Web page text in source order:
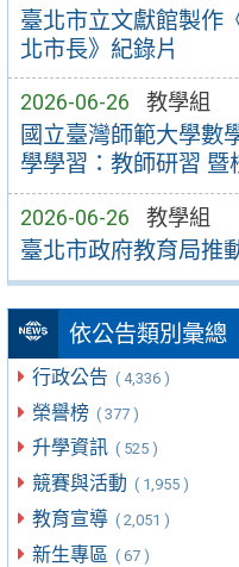
臺北市立文獻館製作
北市長》紀錄片
2026-06-26 教學組
國立臺灣師範大學數
學學習：教師研習 暨
2026-06-26 教學組
臺北市政府教育局推
依公告類別彙總
行政公告 ( 4,336 )
榮譽榜 ( 377 )
升學資訊 ( 525 )
競賽與活動 ( 1,955 )
教育宣導 ( 2,051 )
新生專區 ( 67 )